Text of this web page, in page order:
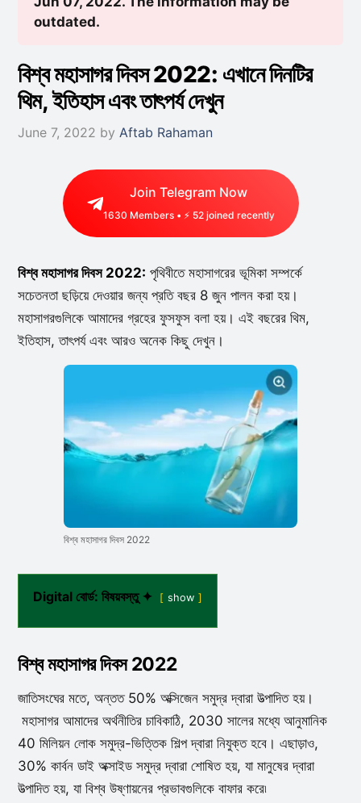
outdated.
বিশ্ব মহাসাগর দিবস 2022: এখানে দিনটির
থিম, ইতিহাস এবং তাৎপর্য দেখুন
June 7, 2022 by Aftab Rahaman
Join Telegram Now
1630 Members • ⚡ 51joined recently
বিশ্ব মহাসাগর দিবস 2022: পৃথিবীতে মহাসাগরের ভূমিকা সম্পর্কে
সচেতনতা ছড়িয়ে দেওয়ার জন্য প্রতি বছর 8 জুন পালন করা হয়।
মহাসাগরগুলিকে আমাদের গ্রহের ফুসফুস বলা হয়। এই বছরের থিম,
ইতিহাস, তাৎপর্য এবং আরও অনেক কিছু দেখুন।
বিশ্ব মহাসাগর দিবস 2022
Digital বোর্ড: বিষয়বস্তু ✦ show
বিশ্ব মহাসাগর দিবস 2022
জাতিসংঘের মতে, অন্তত 50% অক্সিজেন সমুদ্র দ্বারা উত্পাদিত হয়।
মহাসাগর আমাদের অর্থনীতির চাবিকাঠি, 2030 সালের মধ্যে আনুমানিক
40 মিলিয়ন লোক সমুদ্র-ভিত্তিক শিল্প দ্বারা নিযুক্ত হবে। এছাড়াও,
30% কার্বন ডাই অক্সাইড সমুদ্র দ্বারা শোষিত হয়, যা মানুষের দ্বারা
উত্পাদিত হয়, যা বিশ্ব উষ্ণায়নের প্রভাবগুলিকে বাফার করে৷